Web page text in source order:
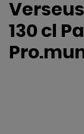
130 cl